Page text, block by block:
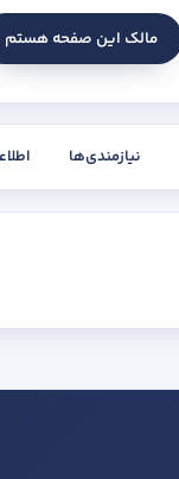
مالک این صفحه هستم
نیازمندی‌ها